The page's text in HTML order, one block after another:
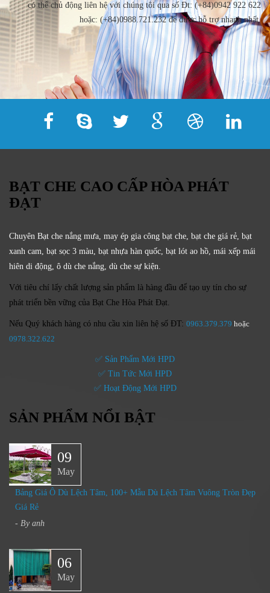
có thể chủ động liên hệ với chúng tôi qua số Đt: (+84)0942 922 622
hoặc: (+84)0988.721.232 để được hỗ trợ nhanh nhất.
BẠT CHE CAO CẤP HÒA PHÁT
ĐẠT
Chuyên Bạt che nắng mưa, may ép gia công bạt che, bạt che giá rẻ, bạt
xanh cam, bạt sọc 3 màu, bạt nhựa hàn quốc, bạt lót ao hồ, mái xếp mái
hiên di động, ô dù che nắng, dù che sự kiện.
Với tiêu chí lấy chất lượng sản phẩm là hàng đầu để tạo uy tín cho sự
phát triển bền vững của Bạt Che Hòa Phát Đạt.
Nếu Quý khách hàng có nhu cầu xin liên hệ số ĐT: 0963.379.379 hoặc
0978.322.622
✅ Sản Phẩm Mới HPD
✅ Tin Tức Mới HPD
✅ Hoạt Động Mới HPD
SẢN PHẨM NỔI BẬT
09
May
Bảng Giá Ô Dù Lệch Tâm, 100+ Mẫu Dù Lệch Tâm Vuông Tròn Đẹp
Giá Rẻ
- By anh
06
May